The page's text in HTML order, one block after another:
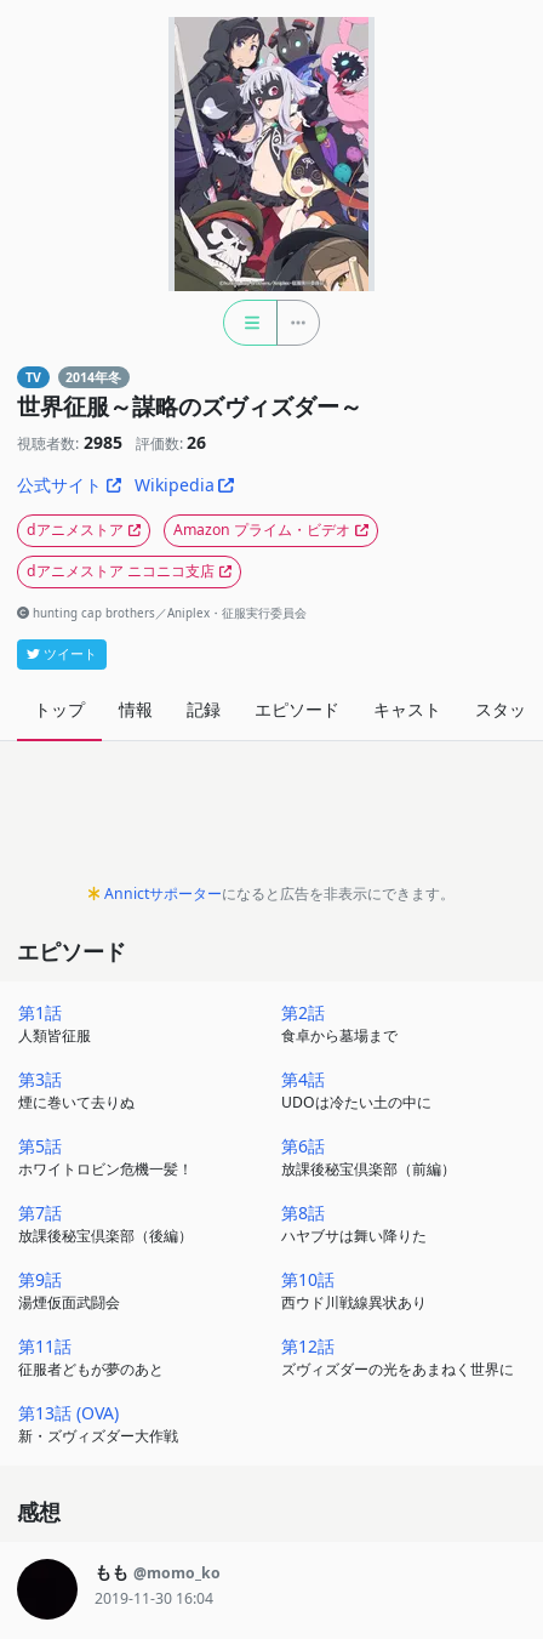
TV 2014年冬
世界征服～謀略のズヴィズダー～
視聴者数: 2985 評価数: 26
公式サイト
Wikipedia
dアニメストア
Amazon プライム・ビデオ
dアニメストア ニコニコ支店
hunting cap brothers／Aniplex・征服実行委員会
ツイート
トップ 情報 記録 エピソード キャスト スタッフ
Annictサポーターになると広告を非表示にできます。
エピソード
第1話
人類皆征服
第2話
食卓から墓場まで
第3話
煙に巻いて去りぬ
第4話
UDOは冷たい土の中に
第5話
ホワイトロビン危機一髪！
第6話
放課後秘宝倶楽部（前編）
第7話
放課後秘宝倶楽部（後編）
第8話
ハヤブサは舞い降りた
第9話
湯煙仮面武闘会
第10話
西ウド川戦線異状あり
第11話
征服者どもが夢のあと
第12話
ズヴィズダーの光をあまねく世界に
第13話 (OVA)
新・ズヴィズダー大作戦
感想
もも @momo_ko
2019-11-30 16:04